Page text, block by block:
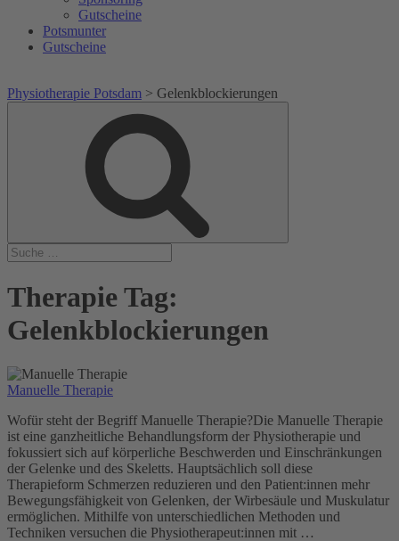
Gutscheine
Potsmunter
Gutscheine
Physiotherapie Potsdam > Gelenkblockierungen
Therapie Tag:
Gelenkblockierungen
Manuelle Therapie
Wofür steht der Begriff Manuelle Therapie?Die Manuelle Therapie
ist eine ganzheitliche Behandlungsform der Physiotherapie und
fokussiert sich auf körperliche Beschwerden und Einschränkungen
der Gelenke und des Skeletts. Hauptsächlich soll diese
Therapieform Schmerzen reduzieren und den Patient:innen mehr
Bewegungsfähigkeit von Gelenken, der Wirbesäule und Muskulatur
ermöglichen. Mithilfe von unterschiedlichen Methoden und
Techniken versuchen die Physiotherapeut:innen mit …